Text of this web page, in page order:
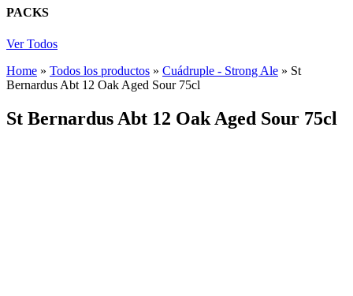
PACKS
Ver Todos
Home » Todos los productos » Cuádruple - Strong Ale » St
Bernardus Abt 12 Oak Aged Sour 75cl
St Bernardus Abt 12 Oak Aged Sour 75cl